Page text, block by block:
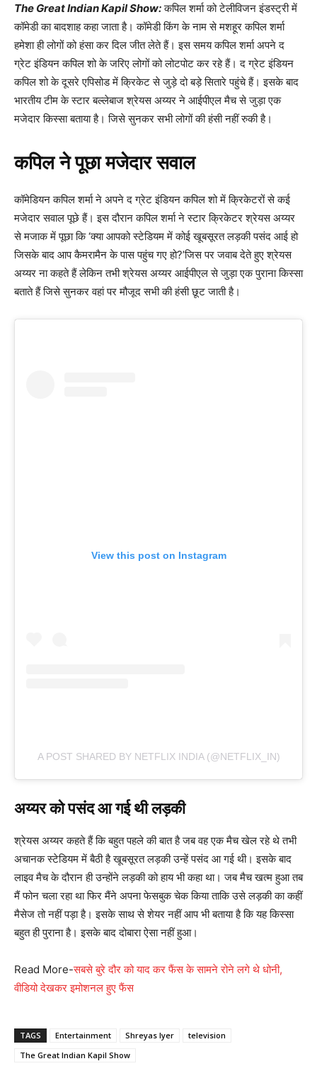
The Great Indian Kapil Show:कपिल शर्मा को टेलीविजन इंडस्ट्री में
कॉमेडी का बादशाह कहा जाता है। कॉमेडी किंग के नाम से मशहूर कपिल शर्मा
हमेशा ही लोगों को हंसा कर दिल जीत लेते हैं। इस समय कपिल शर्मा अपने द
ग्रेट इंडियन कपिल शो के जरिए लोगों को लोटपोट कर रहे हैं। द ग्रेट इंडियन
कपिल शो के दूसरे एपिसोड में क्रिकेट से जुड़े दो बड़े सितारे पहुंचे हैं। इसके बाद
भारतीय टीम के स्टार बल्लेबाज श्रेयस अय्यर ने आईपीएल मैच से जुड़ा एक
मजेदार किस्सा बताया है। जिसे सुनकर सभी लोगों की हंसी नहीं रुकी है।
कपिल ने पूछा मजेदार सवाल
कॉमेडियन कपिल शर्मा ने अपने द ग्रेट इंडियन कपिल शो में क्रिकेटरों से कई
मजेदार सवाल पूछे हैं। इस दौरान कपिल शर्मा ने स्टार क्रिकेटर श्रेयस अय्यर
से मजाक में पूछा कि ‘क्या आपको स्टेडियम में कोई खूबसूरत लड़की पसंद आई हो
जिसके बाद आप कैमरामैन के पास पहुंच गए हो?’जिस पर जवाब देते हुए श्रेयस
अय्यर ना कहते हैं लेकिन तभी श्रेयस अय्यर आईपीएल से जुड़ा एक पुराना किस्सा
बताते हैं जिसे सुनकर वहां पर मौजूद सभी की हंसी छूट जाती है।
View this post on Instagram
A POST SHARED BY NETFLIX INDIA (@NETFLIX_IN)
अय्यर को पसंद आ गई थी लड़की
श्रेयस अय्यर कहते हैं कि बहुत पहले की बात है जब वह एक मैच खेल रहे थे तभी
अचानक स्टेडियम में बैठी है खूबसूरत लड़की उन्हें पसंद आ गई थी। इसके बाद
लाइव मैच के दौरान ही उन्होंने लड़की को हाय भी कहा था। जब मैच खत्म हुआ तब
मैं फोन चला रहा था फिर मैंने अपना फेसबुक चेक किया ताकि उसे लड़की का कहीं
मैसेज तो नहीं पड़ा है। इसके साथ से शेयर नहीं आप भी बताया है कि यह किस्सा
बहुत ही पुराना है। इसके बाद दोबारा ऐसा नहीं हुआ।
Read More-सबसे बुरे दौर को याद कर फैंस के सामने रोने लगे थे धोनी,
वीडियो देखकर इमोशनल हुए फैंस
TAGS Entertainment Shreyas Iyer
television
The Great Indian Kapil Show